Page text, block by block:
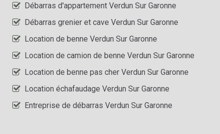
Débarras d'appartement Verdun Sur Garonne
Débarras grenier et cave Verdun Sur Garonne
Location de benne Verdun Sur Garonne
Location de camion de benne Verdun Sur Garonne
Location de benne pas cher Verdun Sur Garonne
Location échafaudage Verdun Sur Garonne
Entreprise de débarras Verdun Sur Garonne